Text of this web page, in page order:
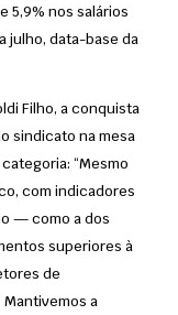
5,9% nos salários
julho, data-base da
Filho, a conquista
sindicato na mesa
“Mesmo
com indicadores
— como a dos
superiores à
de
a